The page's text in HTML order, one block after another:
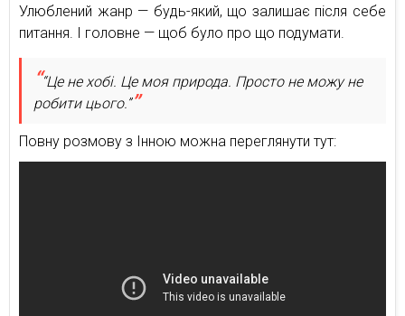
Улюблений жанр — будь-який, що залишає після себе
питання. І головне — щоб було про що подумати.
“Це не хобі. Це моя природа. Просто не можу не
робити цього.”
Повну розмову з Інною можна переглянути тут: